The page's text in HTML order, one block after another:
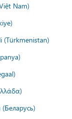
Nam)
(Türkmenistan)
(Беларусь)